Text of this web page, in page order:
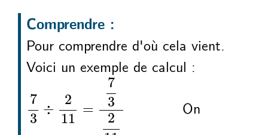
Comprendre :
Pour comprendre d'où cela vient.
Voici un exemple de calcul :
7
3
÷
2
11
=
7
3
2
73÷2 11=73211
On